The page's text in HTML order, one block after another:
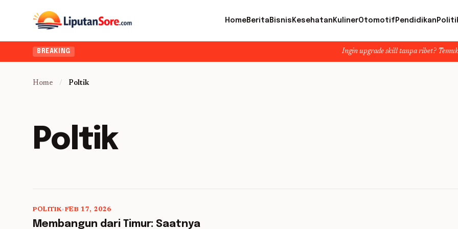
HomeBerita Bisnis Kesehatan KulinerOtomotif Pendidikan
BREAKING Ingin upgrade skill tanpa ribet? Temukan kelas
Home / Poltik
Poltik
POLITIK•FEB 17, 2026
Membangun dari Timur: Saatnya